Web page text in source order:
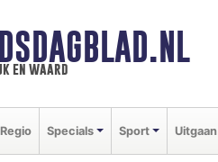
en waard
Regio Specials Sport Uitgaan